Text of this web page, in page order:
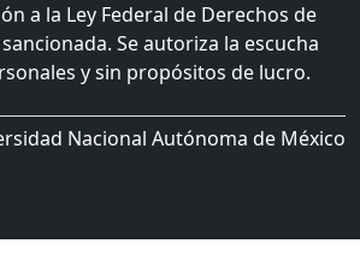
a la Ley Federal de Derechos de
Se autoriza la escucha
y sin propósitos de lucro.